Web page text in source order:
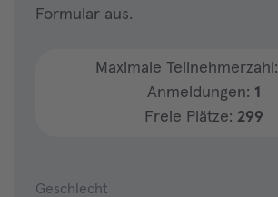
Formular aus.
Maximale Teilnehmerzahl:
Anmeldungen: 1
Freie Plätze: 299
Geschlecht